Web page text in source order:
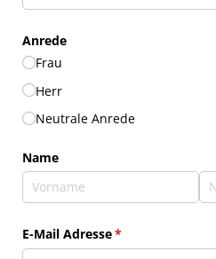
Anrede
Frau
Herr
Neutrale Anrede
Name
E-Mail Adresse*
(erforderlich)